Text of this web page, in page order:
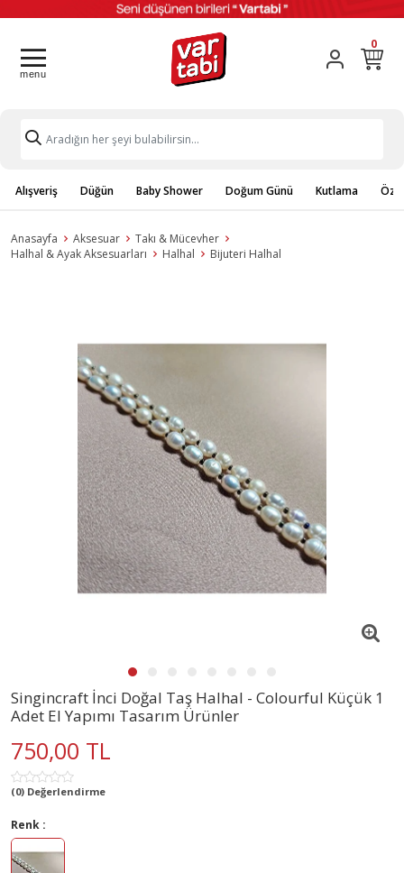
0
Alışveriş Düğün Baby Shower Doğum Günü Kutlama
Anasayfa Aksesuar
Takı & Mücevher
Halhal & Ayak Aksesuarları
Halhal Bijuteri Halhal
Singincraft İnci Doğal Taş Halhal - Colourful Küçük 1
Adet El Yapımı Tasarım Ürünler
750,00 TL
(0) Değerlendirme
Renk :